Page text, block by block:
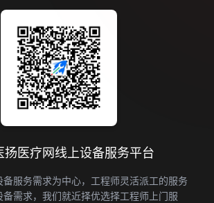
扬医疗网线上设备服务平台
服务需求为中心，工程师灵活派工的服务
需求，我们就近择优选择工程师上门服